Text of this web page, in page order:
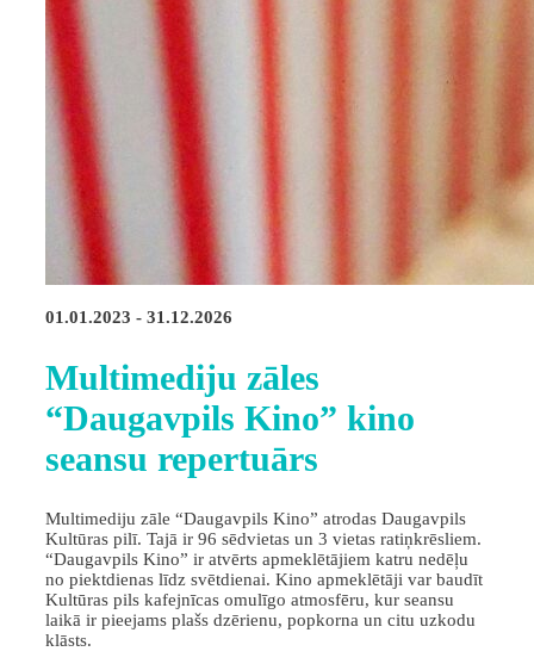
01.01.2023 - 31.12.2026
Multimediju zāles
“Daugavpils Kino” kino
seansu repertuārs
Multimediju zāle “Daugavpils Kino” atrodas Daugavpils
Kultūras pilī. Tajā ir 96 sēdvietas un 3 vietas ratiņkrēsliem.
“Daugavpils Kino” ir atvērts apmeklētājiem katru nedēļu
no piektdienas līdz svētdienai. Kino apmeklētāji var baudīt
Kultūras pils kafejnīcas omulīgo atmosfēru, kur seansu
laikā ir pieejams plašs dzērienu, popkorna un citu uzkodu
klāsts.